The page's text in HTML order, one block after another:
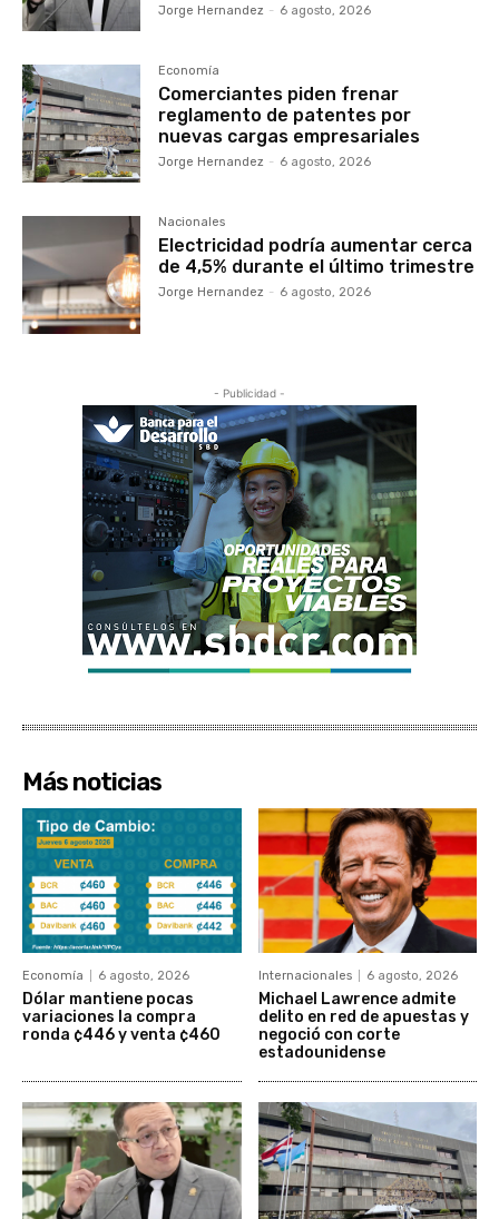
Jorge Hernandez - 6 agosto, 2026
Economía
Comerciantes piden frenar
reglamento de patentes por
nuevas cargas empresariales
Jorge Hernandez - 6 agosto, 2026
Nacionales
Electricidad podría aumentar cerca
de 4,5% durante el último trimestre
Jorge Hernandez - 6 agosto, 2026
- Publicidad -
Más noticias
Economía 6 agosto, 2026
Dólar mantiene pocas
variaciones la compra
ronda ¢446 y venta ¢460
Internacionales 6 agosto, 2026
Michael Lawrence admite
delito en red de apuestas y
negoció con corte
estadounidense